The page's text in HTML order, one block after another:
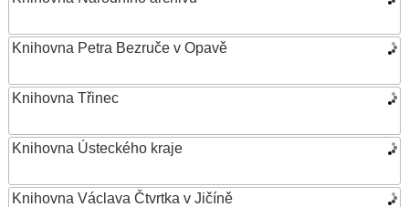
Knihovna Petra Bezruče v Opavě
Knihovna Třinec
Knihovna Ústeckého kraje
Knihovna Václava Čtvrtka v Jičíně